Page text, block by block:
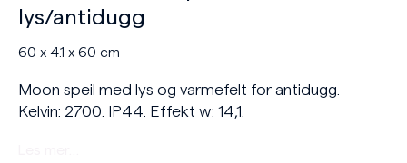
lys/antidugg
60 x 4.1 x 60 cm
Moon speil med lys og varmefelt for antidugg.
Kelvin: 2700. IP44. Effekt w: 14,1.